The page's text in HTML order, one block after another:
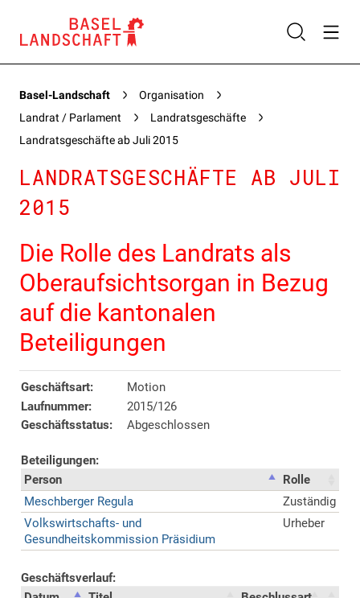
Basel-Landschaft
Organisation
Landrat / Parlament
Landratsgeschäfte
Landratsgeschäfte ab Juli 2015
LANDRATSGESCHÄFTE AB JULI
2015